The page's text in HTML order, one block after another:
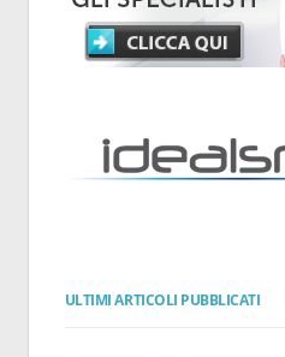
ULTIMI ARTICOLI PUBBLICATI